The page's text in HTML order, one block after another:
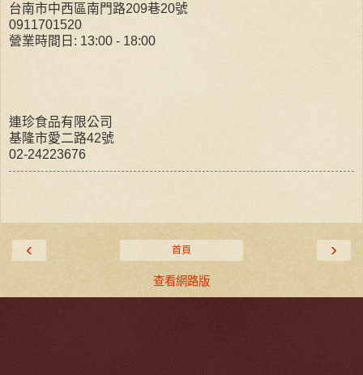
台南市中西區南門路209巷20號
0911701520
營業時間日: 13:00 - 18:00
連珍食品有限公司
基隆市愛二路42號
02-24223676
‹ ›
首頁
查看網路版